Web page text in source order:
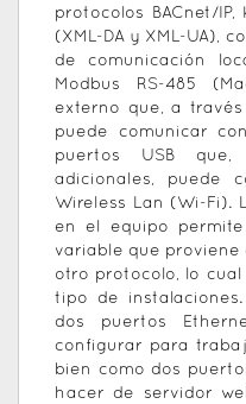
protocolos BACnet/IP,
(XML-DA y XML-UA),
de comunicación
Modbus RS-485
externo que, a través
puede comunicar
puertos USB que,
adicionales, puede
Wireless Lan (Wi-Fi).
en el equipo
variable que proviene
otro protocolo, lo
tipo de
dos puertos
configurar para
bien como dos
hacer de servidor